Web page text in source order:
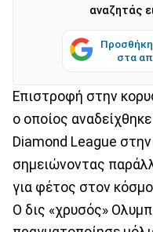
αναζητάς
στα
Επιστροφή στην
ο οποίος
Diamond League
σημειώνοντας
για φέτος στον
Ο δις «χρυσός»